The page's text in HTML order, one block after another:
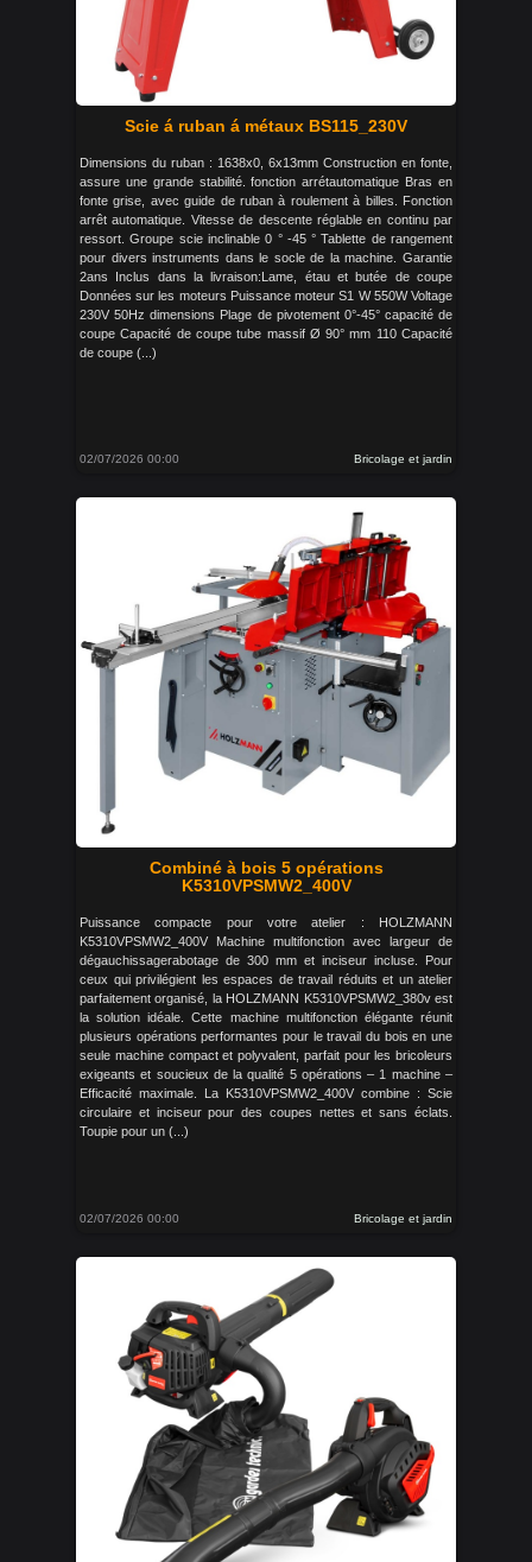
Scie á ruban á métaux BS115_230V
Dimensions du ruban : 1638x0, 6x13mm Construction en fonte,
assure une grande stabilité. fonction arrétautomatique Bras en
fonte grise, avec guide de ruban à roulement à billes. Fonction
arrêt automatique. Vitesse de descente réglable en continu par
ressort. Groupe scie inclinable 0 ° -45 ° Tablette de rangement
pour divers instruments dans le socle de la machine. Garantie
2ans Inclus dans la livraison:Lame, étau et butée de coupe
Données sur les moteurs Puissance moteur S1 W 550W Voltage
230V 50Hz dimensions Plage de pivotement 0°-45° capacité de
coupe Capacité de coupe tube massif Ø 90° mm 110 Capacité
de coupe (...)
02/07/2026 00:00 Bricolage et jardin
Combiné à bois 5 opérations
K5310VPSMW2_400V
Puissance compacte pour votre atelier : HOLZMANN
K5310VPSMW2_400V Machine multifonction avec largeur de
dégauchissagerabotage de 300 mm et inciseur incluse. Pour
ceux qui privilégient les espaces de travail réduits et un atelier
parfaitement organisé, la HOLZMANN K5310VPSMW2_380v est
la solution idéale. Cette machine multifonction élégante réunit
plusieurs opérations performantes pour le travail du bois en une
seule machine compact et polyvalent, parfait pour les bricoleurs
exigeants et soucieux de la qualité 5 opérations – 1 machine –
Efficacité maximale. La K5310VPSMW2_400V combine : Scie
circulaire et inciseur pour des coupes nettes et sans éclats.
Toupie pour un (...)
02/07/2026 00:00 Bricolage et jardin